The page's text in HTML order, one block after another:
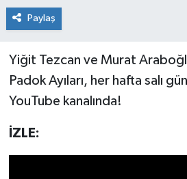
Paylaş
Yiğit Tezcan ve Murat
Padok Ayıları, her hafta salı
YouTube kanalında!‬‬‬‬‬‬‬‬‬‬‬‬‬‬‬‬‬‬‬‬‬‬‬‬‬‬‬‬‬‬‬‬‬‬‬‬‬‬‬‬‬‬‬‬‬‬‬‬‬‬
İZLE: